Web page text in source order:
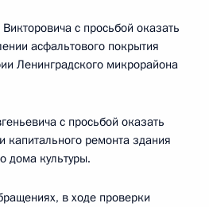
с просьбой оказать
асфальтового покрытия
Ленинградского микрорайона
с просьбой оказать
капитального ремонта здания
дома культуры.
в ходе проверки